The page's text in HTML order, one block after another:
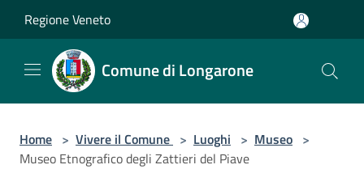
Regione Veneto
Comune di Longarone
Home > Vivere il Comune > Luoghi > Museo >
Museo Etnografico degli Zattieri del Piave